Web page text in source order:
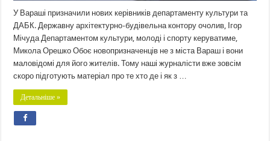
У Вараші призначили нових керівників департаменту культури та
ДАБК. Державну архітектурно-будівельна контору очолив, Ігор
Мічуда Департаментом культури, молоді і спорту керуватиме,
Микола Орешко Обоє новопризначенців не з міста Вараш і вони
маловідомі для його жителів. Тому наші журналісти вже зовсім
скоро підготують матеріал про те хто де і як з …
Детальніше »